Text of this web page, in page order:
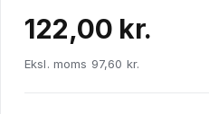
122,00 kr.
Eksl. moms 97,60 kr.